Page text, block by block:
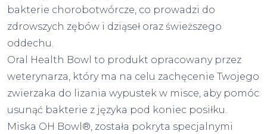
bakterie chorobotwórcze, co prowadzi do
zdrowszych zębów i dziąseł oraz świeższego
oddechu.
Oral Health Bowl to produkt opracowany przez
weterynarza, który ma na celu zachęcenie Twojego
zwierzaka do lizania wypustek w misce, aby pomóc
usunąć bakterie z języka pod koniec posiłku.
Miska OH Bowl®, została pokryta specjalnymi